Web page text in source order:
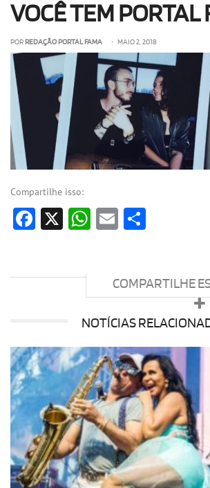
VOCÊ TEM PORTAL
POR REDAÇÃO PORTAL FAMA • MAIO 2, 2018
Compartilhe isso:
Facebook
X WhatsApp
Email
COMPARTILHE
NOTÍCIAS